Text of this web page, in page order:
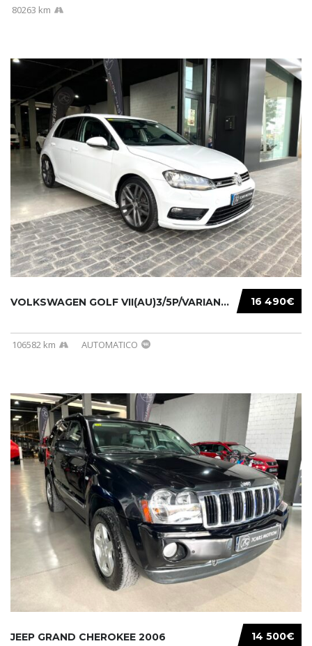
80263 km
16 490€
VOLKSWAGEN GOLF VII(AU)3/5P/VARIANT(12-16 20...
106582 km AUTOMATICO
14 500€
JEEP GRAND CHEROKEE 2006